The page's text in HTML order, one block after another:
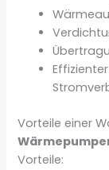
Vorteile einer
Vorteile: